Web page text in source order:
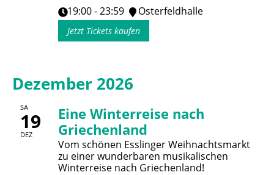
19:00 - 23:59
Osterfeldhalle
Jetzt Tickets kaufen
Dezember 2026
SA
19
DEZ
Eine Winterreise nach
Griechenland
Vom schönen Esslinger Weihnachtsmarkt
zu einer wunderbaren musikalischen
Winterreise nach Griechenland!